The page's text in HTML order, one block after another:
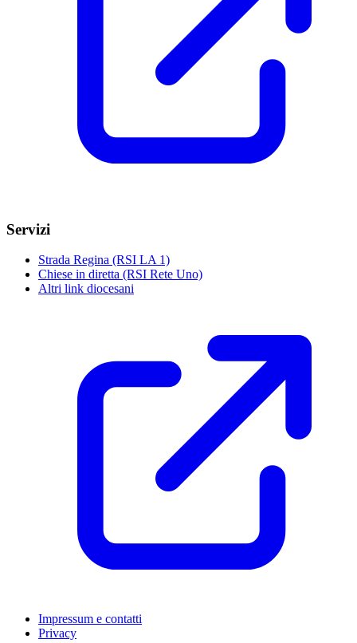
Servizi
Strada Regina (RSI LA 1)
Chiese in diretta (RSI Rete Uno)
Altri link diocesani
Impressum e contatti
Privacy